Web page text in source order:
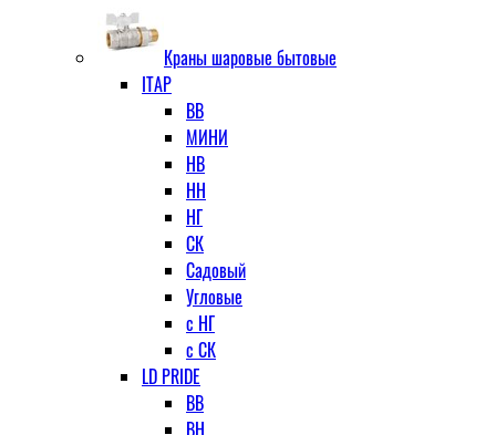
Краны шаровые бытовые
ITAP
ВВ
МИНИ
НВ
НН
НГ
СК
Садовый
Угловые
с НГ
с СК
LD PRIDE
ВВ
ВН